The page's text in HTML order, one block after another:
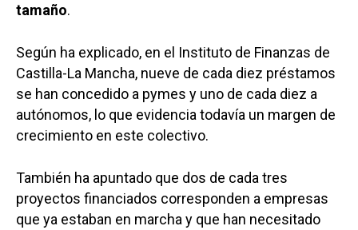
tamaño.
Según ha explicado, en el Instituto de Finanzas de
Castilla-La Mancha, nueve de cada diez préstamos
se han concedido a pymes y uno de cada diez a
autónomos, lo que evidencia todavía un margen de
crecimiento en este colectivo.
También ha apuntado que dos de cada tres
proyectos financiados corresponden a empresas
que ya estaban en marcha y que han necesitado